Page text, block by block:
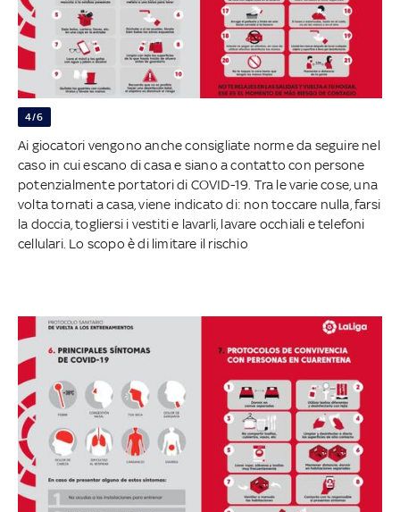
4/6
Ai giocatori vengono anche consigliate norme da seguire nel
caso in cui escano di casa e siano a contatto con persone
potenzialmente portatori di COVID-19. Tra le varie cose, una
volta tornati a casa, viene indicato di: non toccare nulla, farsi
la doccia, togliersi i vestiti e lavarli, lavare occhiali e telefoni
cellulari. Lo scopo è di limitare il rischio